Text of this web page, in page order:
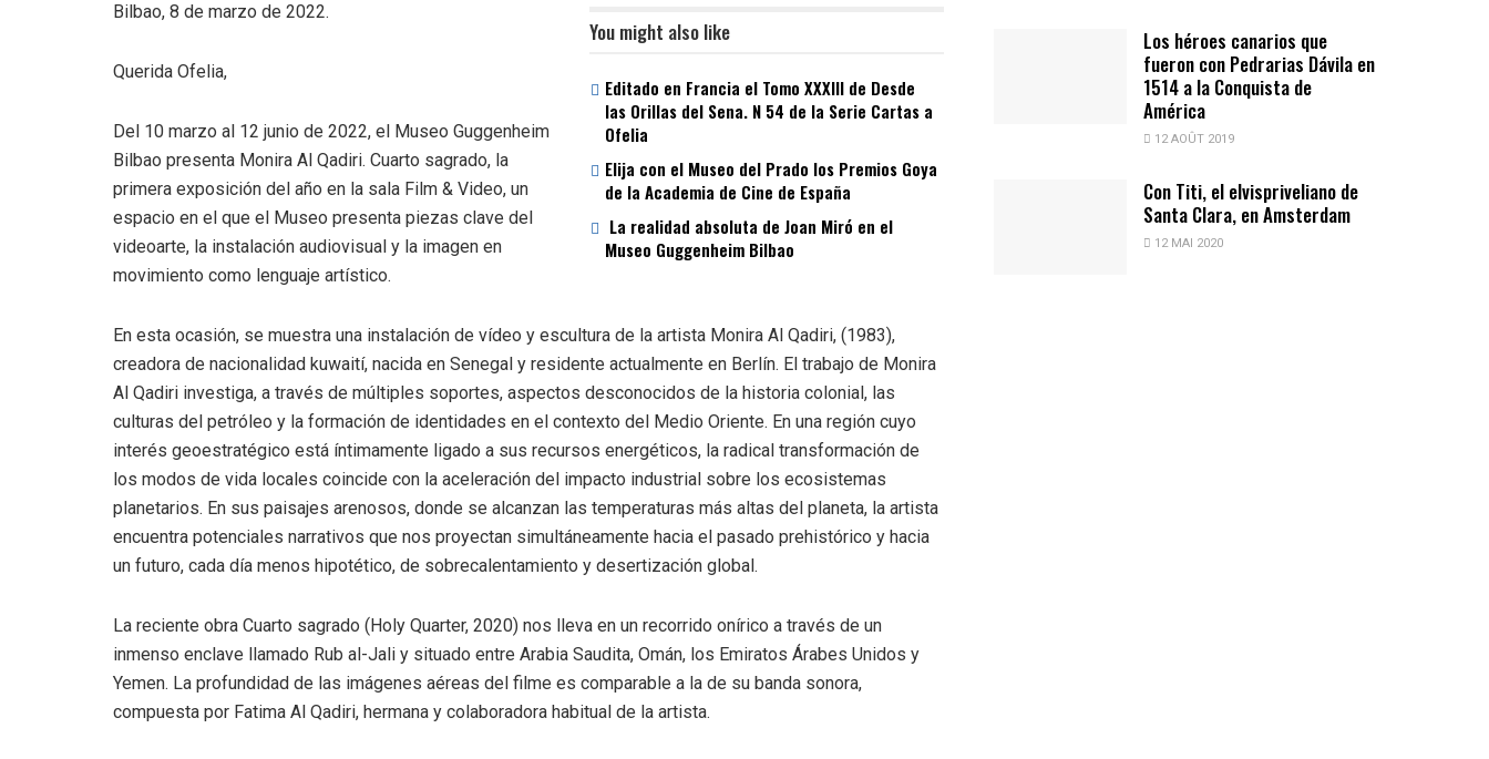
You might also like
Editado en Francia el Tomo XXXIII de Desde
las Orillas del Sena. N 54 de la Serie Cartas a
Ofelia
Elija con el Museo del Prado los Premios Goya
de la Academia de Cine de España
La realidad absoluta de Joan Miró en el
Museo Guggenheim Bilbao
Bilbao, 8 de marzo de 2022.
Querida Ofelia,
Del 10 marzo al 12 junio de 2022, el Museo Guggenheim
Bilbao presenta Monira Al Qadiri. Cuarto sagrado, la
primera exposición del año en la sala Film & Video, un
espacio en el que el Museo presenta piezas clave del
videoarte, la instalación audiovisual y la imagen en
movimiento como lenguaje artístico.
En esta ocasión, se muestra una instalación de vídeo y escultura de la artista Monira Al Qadiri, (1983),
creadora de nacionalidad kuwaití, nacida en Senegal y residente actualmente en Berlín. El trabajo de Monira
Al Qadiri investiga, a través de múltiples soportes, aspectos desconocidos de la historia colonial, las
culturas del petróleo y la formación de identidades en el contexto del Medio Oriente. En una región cuyo
interés geoestratégico está íntimamente ligado a sus recursos energéticos, la radical transformación de
los modos de vida locales coincide con la aceleración del impacto industrial sobre los ecosistemas
planetarios. En sus paisajes arenosos, donde se alcanzan las temperaturas más altas del planeta, la artista
encuentra potenciales narrativos que nos proyectan simultáneamente hacia el pasado prehistórico y hacia
un futuro, cada día menos hipotético, de sobrecalentamiento y desertización global.
La reciente obra Cuarto sagrado (Holy Quarter, 2020) nos lleva en un recorrido onírico a través de un
inmenso enclave llamado Rub al-Jali y situado entre Arabia Saudita, Omán, los Emiratos Árabes Unidos y
Yemen. La profundidad de las imágenes aéreas del filme es comparable a la de su banda sonora,
compuesta por Fatima Al Qadiri, hermana y colaboradora habitual de la artista.
Los héroes canarios que
fueron con Pedrarias Dávila en
1514 a la Conquista de
América
12 AOÛT 2019
Con Titi, el elvispriveliano de
Santa Clara, en Amsterdam
12 MAI 2020